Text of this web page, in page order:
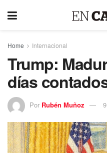
Home Internacional
Trump:
días
Por Rubén Muñoz